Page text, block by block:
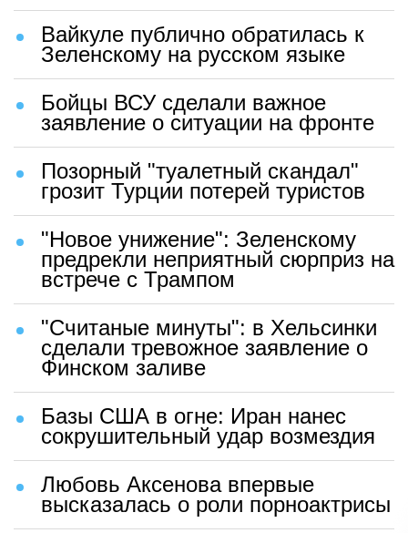
Вайкуле публично обратилась к
Зеленскому на русском языке
Бойцы ВСУ сделали важное
заявление о ситуации на фронте
Позорный "туалетный скандал"
грозит Турции потерей туристов
"Новое унижение": Зеленскому
предрекли неприятный сюрприз на
встрече с Трампом
"Считаные минуты": в Хельсинки
сделали тревожное заявление о
Финском заливе
Базы США в огне: Иран нанес
сокрушительный удар возмездия
Любовь Аксенова впервые
высказалась о роли порноактрисы